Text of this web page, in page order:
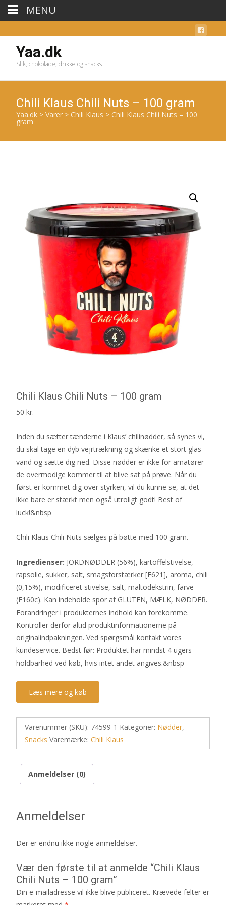
Yaa.dk
Slik, chokolade, drikke og snacks
Chili Klaus Chili Nuts – 100 gram
Yaa.dk > Varer > Chili Klaus > Chili Klaus Chili Nuts – 100
gram
Chili Klaus Chili Nuts – 100 gram
50 kr.
Inden du sætter tænderne i Klaus’ chilinødder, så synes vi,
du skal tage en dyb vejrtrækning og skænke et stort glas
vand og sætte dig ned. Disse nødder er ikke for amatører –
de overmodige kommer til at blive sat på prøve. Når du
først er kommet dig over styrken, vil du kunne se, at det
ikke bare er stærkt men også utroligt godt! Best of
luck!&nbsp
Chili Klaus Chili Nuts sælges på bøtte med 100 gram.
Ingredienser: JORDNØDDER (56%), kartoffelstivelse,
rapsolie, sukker, salt, smagsforstærker [E621], aroma, chili
(0,15%), modificeret stivelse, salt, maltodekstrin, farve
(E160c). Kan indeholde spor af GLUTEN, MÆLK, NØDDER.
Forandringer i produkternes indhold kan forekomme.
Kontroller derfor altid produktinformationerne på
originalindpakningen. Ved spørgsmål kontakt vores
kundeservice. Bedst før: Produktet har mindst 4 ugers
holdbarhed ved køb, hvis intet andet angives.&nbsp
Læs mere og køb
Varenummer (SKU): 74599-1 Kategorier: Nødder,
Snacks Varemærke: Chili Klaus
Anmeldelser (0)
Anmeldelser
Der er endnu ikke nogle anmeldelser.
Vær den første til at anmelde “Chili Klaus
Chili Nuts – 100 gram”
Din e-mailadresse vil ikke blive publiceret. Krævede felter er
MENU